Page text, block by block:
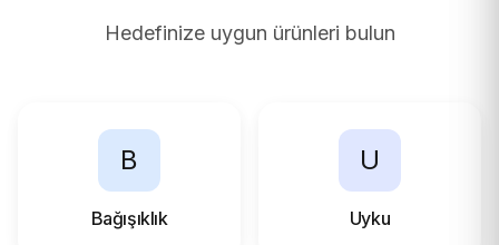
Hedefinize uygun ürünleri bulun
B
Bağışıklık
U
Uyku